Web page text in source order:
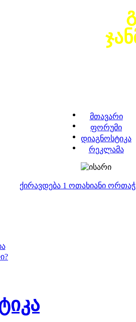
მთავარი
ფორუმი
დიაგნოსტიკა
რეკლამა
ქირავდება 1 ოთახიანი